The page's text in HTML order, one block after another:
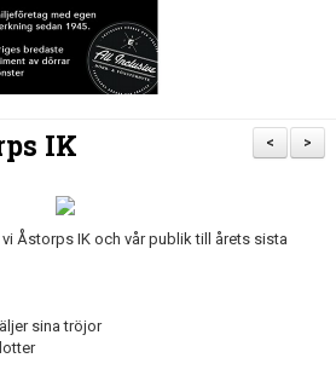
>
<
IK
Åstorps IK och vår publik till årets sista
sina tröjor